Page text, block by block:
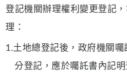
登記機關辦理權利變更登記
理：
1.土地總登記後，政府機關
分登記，應於囑託書內記